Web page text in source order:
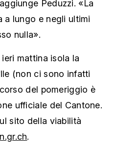
Peduzzi. «La
a lungo e negli ultimi
nulla».
mattina isola la
(non ci sono infatti
del pomeriggio è
ufficiale del Cantone.
sito della viabilità
.